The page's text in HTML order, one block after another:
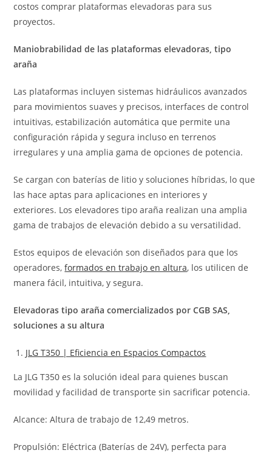
costos comprar plataformas elevadoras para sus
proyectos.
Maniobrabilidad de las plataformas elevadoras, tipo
araña
Las plataformas incluyen sistemas hidráulicos avanzados
para movimientos suaves y precisos, interfaces de control
intuitivas, estabilización automática que permite una
configuración rápida y segura incluso en terrenos
irregulares y una amplia gama de opciones de potencia.
Se cargan con baterías de litio y soluciones híbridas, lo que
las hace aptas para aplicaciones en interiores y
exteriores. Los elevadores tipo araña realizan una amplia
gama de trabajos de elevación debido a su versatilidad.
Estos equipos de elevación son diseñados para que los
operadores,formados en trabajo en altura, los utilicen de
manera fácil, intuitiva, y segura.
Elevadoras tipo araña comercializados por CGB SAS,
soluciones a su altura
JLG T350 | Eficiencia en Espacios Compactos
La JLG T350 es la solución ideal para quienes buscan
movilidad y facilidad de transporte sin sacrificar potencia.
Alcance: Altura de trabajo de 12,49 metros.
Propulsión: Eléctrica (Baterías de 24V), perfecta para